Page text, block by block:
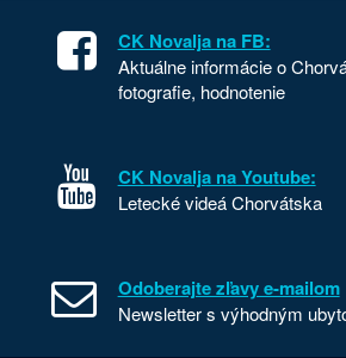
CK Novalja na FB:
Aktuálne informácie o
fotografie, hodnotenie
CK Novalja na Youtube:
Letecké videá Chorvátska
Odoberajte zľavy e-mailom
Newsletter s výhodným